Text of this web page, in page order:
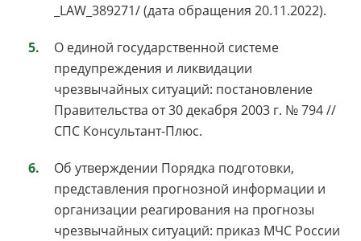
_LAW_389271/ (дата обращения 20.11.2022).
О единой государственной системе
предупреждения и ликвидации
чрезвычайных ситуаций: постановление
Правительства от 30 декабря 2003 г. № 794 //
СПС Консультант-Плюс.
Об утверждении Порядка подготовки,
представления прогнозной информации и
организации реагирования на прогнозы
чрезвычайных ситуаций: приказ МЧС России